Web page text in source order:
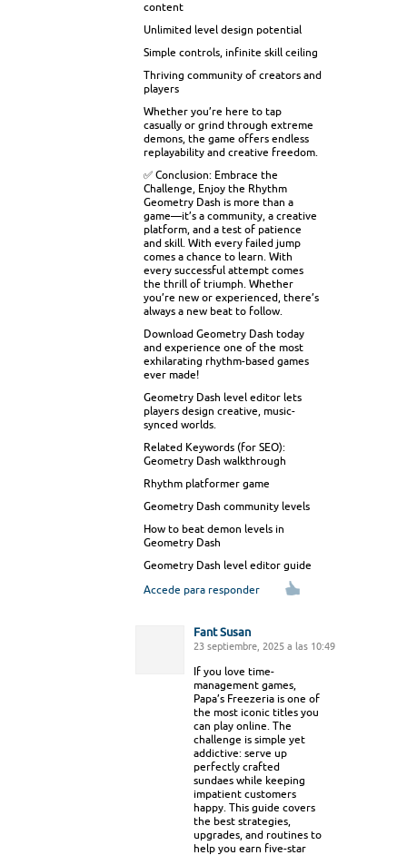
content
Unlimited level design potential
Simple controls, infinite skill ceiling
Thriving community of creators and
players
Whether you’re here to tap
casually or grind through extreme
demons, the game offers endless
replayability and creative freedom.
✅ Conclusion: Embrace the
Challenge, Enjoy the Rhythm
Geometry Dash is more than a
game—it’s a community, a creative
platform, and a test of patience
and skill. With every failed jump
comes a chance to learn. With
every successful attempt comes
the thrill of triumph. Whether
you’re new or experienced, there’s
always a new beat to follow.
Download Geometry Dash today
and experience one of the most
exhilarating rhythm-based games
ever made!
Geometry Dash level editor lets
players design creative, music-
synced worlds.
Related Keywords (for SEO):
Geometry Dash walkthrough
Rhythm platformer game
Geometry Dash community levels
How to beat demon levels in
Geometry Dash
Geometry Dash level editor guide
Accede para responder
Fant Susan
23 septiembre, 2025 a las 10:49
If you love time-
management games,
Papa’s Freezeria is one of
the most iconic titles you
can play online. The
challenge is simple yet
addictive: serve up
perfectly crafted
sundaes while keeping
impatient customers
happy. This guide covers
the best strategies,
upgrades, and routines to
help you earn five-star